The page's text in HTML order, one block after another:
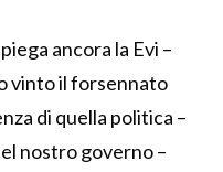
ancora la Evi –
vinto il forsennato
di quella politica –
nostro governo –